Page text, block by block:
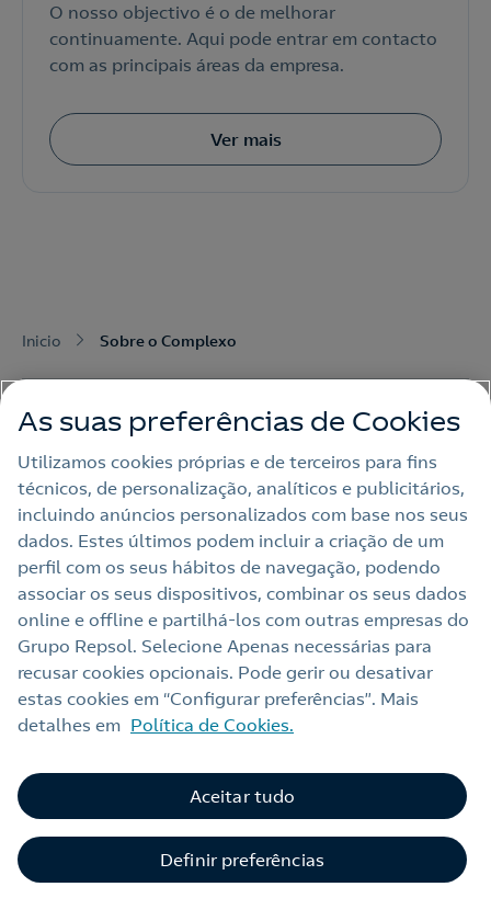
O nosso objectivo é o de melhorar
continuamente. Aqui pode entrar em contacto
com as principais áreas da empresa.
Ver mais
Inicio Sobre o Complexo
Nota Legal
Política de privacidade
Política de cookies
Accesibilidade
Alerta por fraude
Webs Repsol
© Repsol 2026
As suas preferências de Cookies
Utilizamos cookies próprias e de terceiros para fins
técnicos, de personalização, analíticos e publicitários,
incluindo anúncios personalizados com base nos seus
dados. Estes últimos podem incluir a criação de um
perfil com os seus hábitos de navegação, podendo
associar os seus dispositivos, combinar os seus dados
online e offline e partilhá‑los com outras empresas do
Grupo Repsol. Selecione Apenas necessárias para
recusar cookies opcionais. Pode gerir ou desativar
estas cookies em “Configurar preferências”. Mais
detalhes em Política de Cookies.
Definir preferências
Aceitar tudo